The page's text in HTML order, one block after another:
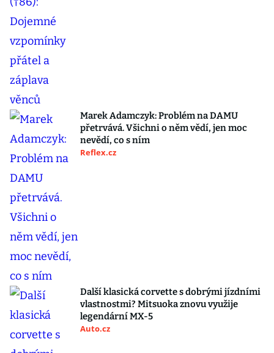
Marek Adamczyk: Problém na DAMU
přetrvává. Všichni o něm vědí, jen moc
nevědí, co s ním
Reflex.cz
Další klasická corvette s dobrými jízdními
vlastnostmi? Mitsuoka znovu využije
legendární MX-5
Auto.cz